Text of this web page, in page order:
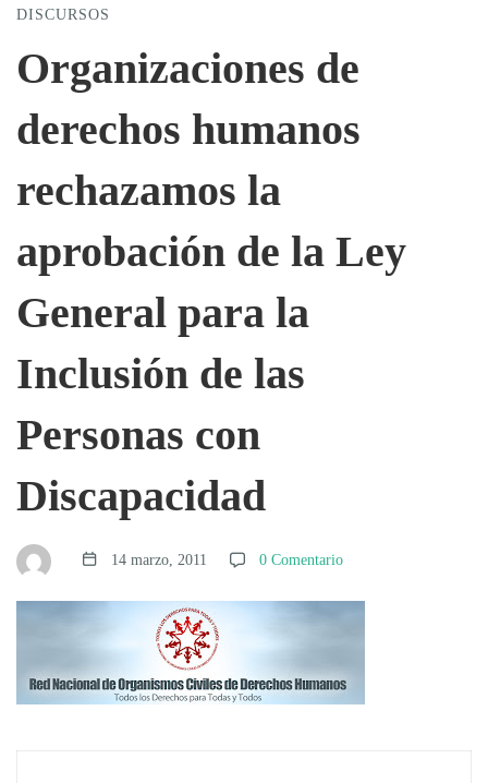
Organizaciones
de
derechos
humanos
rechazamos
la
aprobación
de
la
Ley
DISCURSOS
Organizaciones de
derechos humanos
rechazamos la
aprobación de la Ley
General para la
Inclusión de las
Personas con
Discapacidad
14 marzo, 2011 0 Comentario